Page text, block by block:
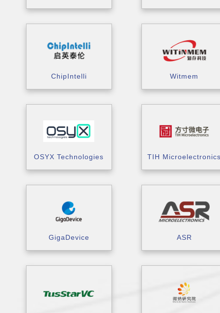
ChipIntelli Witmem
OSYX Technologies TIH
GigaDevice ASR